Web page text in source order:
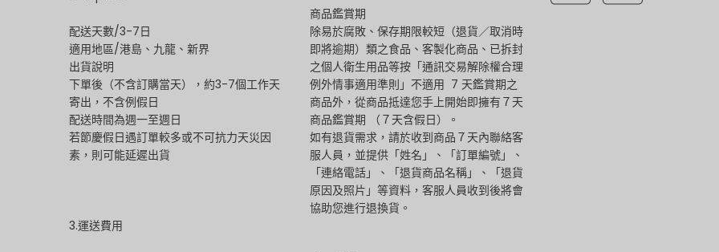
配送天數/3-7日
適用地區/港島、九龍、新界
出貨說明
下單後（不含訂購當天），約3-7個工作天
寄出，不含例假日
配送時間為週一至週日
若節慶假日遇訂單較多或不可抗力天災因
素，則可能延遲出貨
3.運送費用
商品鑑賞期
除易於腐敗、保存期限較短（退貨／取消時
即將逾期）類之食品、客製化商品、已拆封
之個人衛生用品等按「通訊交易解除權合理
例外情事適用準則」不適用 7 天鑑賞期之
商品外，從商品抵達您手上開始即擁有７天
商品鑑賞期 （７天含假日）。
如有退貨需求，請於收到商品７天內聯絡客
服人員，並提供「姓名」、「訂單編號」、
「連絡電話」、「退貨商品名稱」、「退貨
原因及照片」等資料，客服人員收到後將會
協助您進行退換貨。